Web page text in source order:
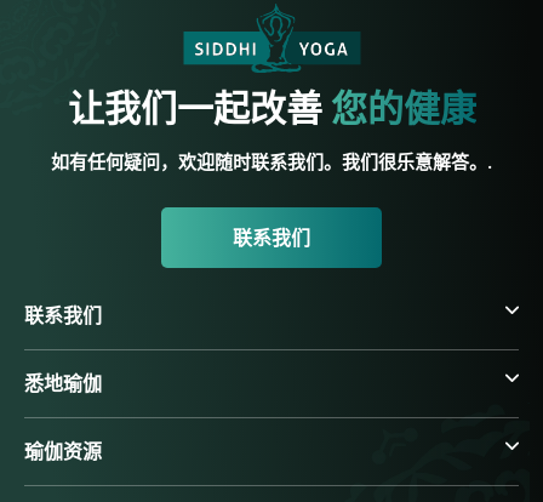
让我们一起改善 您的健康
如有任何疑问，欢迎随时联系我们。我们很乐意解答。.
联系我们
联系我们
悉地瑜伽
瑜伽资源